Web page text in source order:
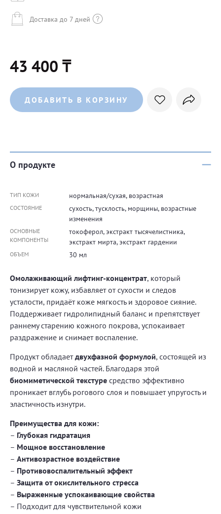
Доставка до 7 дней
43 400 ₸
ДОБАВИТЬ В КОРЗИНУ
О продукте
ТИП КОЖИ нормальная/сухая, возрастная
СОСТОЯНИЕ
сухость, тусклость, морщины, возрастные
изменения
ОСНОВНЫЕ
КОМПОНЕНТЫ
токоферол, экстракт тысячелистника,
экстракт мирта, экстракт гардении
ОБЪЕМ 30 мл
Омолаживающий лифтинг-концентрат, который
тонизирует кожу, избавляет от сухости и следов
усталости, придаёт коже мягкость и здоровое сияние.
Поддерживает гидролипидный баланс и препятствует
раннему старению кожного покрова, успокаивает
раздражение и снимает воспаление.
Продукт обладаетдвухфазной формулой, состоящей из
водной и масляной частей. Благодаря этой
биомиметической текстуре средство эффективно
проникает вглубь рогового слоя и повышает упругость и
эластичность изнутри.
Преимущества для кожи:
– Глубокая гидратация
– Мощное восстановление
– Антивозрастное воздействие
– Противовоспалительный эффект
– Защита от окислительного стресса
– Выраженные успокаивающие свойства
– Подходит для чувствительной кожи